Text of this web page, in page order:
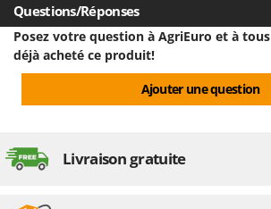
Questions/Réponses
Posez votre question à AgriEuro et à
déjà acheté ce produit!
Ajouter une question
Livraison gratuite